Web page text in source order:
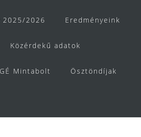
2025/2026 Eredményeink
Közérdekű adatok
Mintabolt Ösztöndíjak